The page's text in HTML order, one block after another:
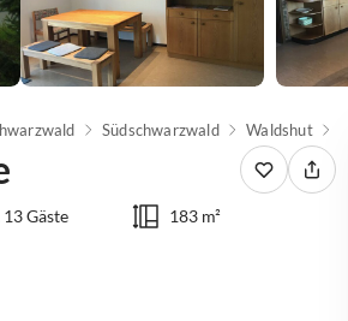
Südschwarzwald Waldshut
13 Gäste 183 m²